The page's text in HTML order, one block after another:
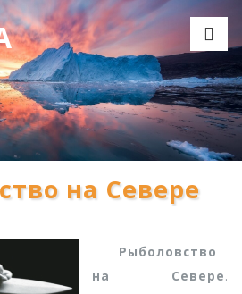
на Севере
Рыболовство
на Севере.